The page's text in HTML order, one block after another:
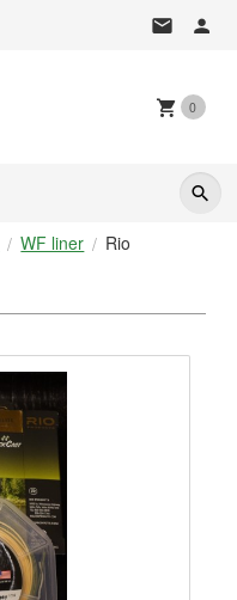
0
WF liner Rio